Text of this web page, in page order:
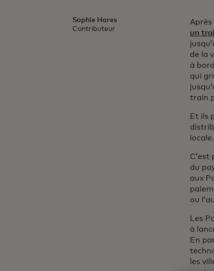
Sophie Hares
Contributeur
un
de la
à
qui
train
Et ils
locale.
du
aux
ou
Les
à
En
les